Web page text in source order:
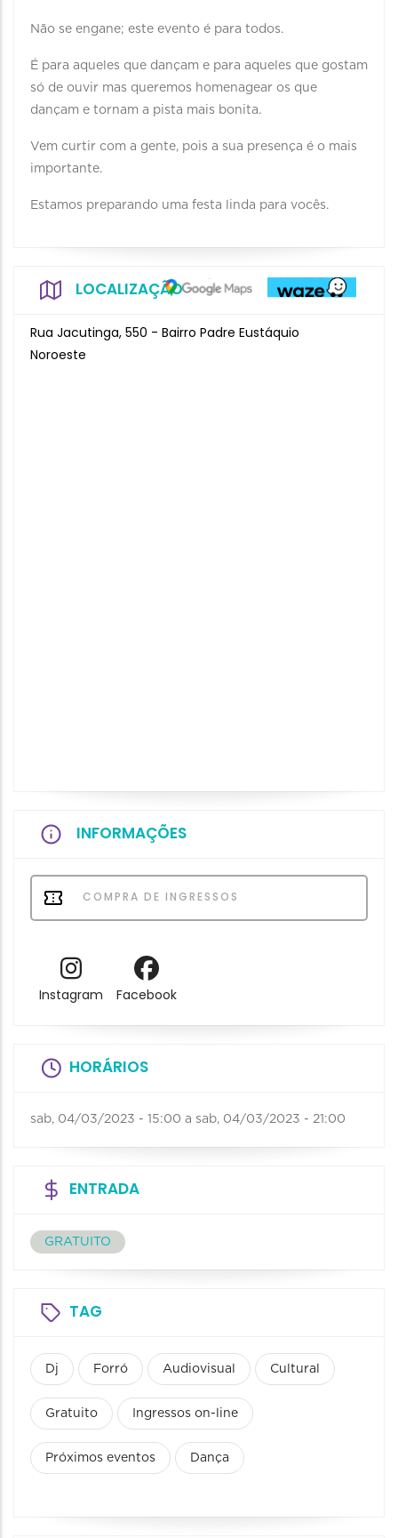
Não se engane; este evento é para todos.
É para aqueles que dançam e para aqueles que gostam
só de ouvir mas queremos homenagear os que
dançam e tornam a pista mais bonita.
Vem curtir com a gente, pois a sua presença é o mais
importante.
Estamos preparando uma festa linda para vocês.
LOCALIZAÇÃO
Rua Jacutinga, 550 - Bairro Padre Eustáquio
Noroeste
INFORMAÇÕES
COMPRA DE INGRESSOS
Instagram Facebook
HORÁRIOS
sab, 04/03/2023 - 15:00 a sab, 04/03/2023 - 21:00
ENTRADA
GRATUITO
TAG
Dj Forró Audiovisual Cultural
Gratuito Ingressos on-line
Próximos eventos Dança